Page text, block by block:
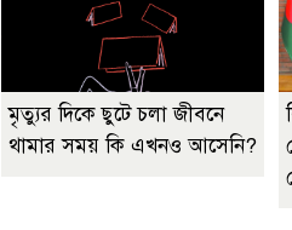
মৃত্যুর দিকে ছুটে চলা জীবনে
থামার সময় কি এখনও আসেনি?